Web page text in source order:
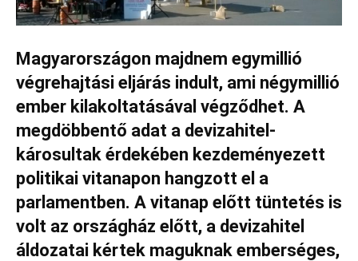
Magyarországon majdnem egymillió
végrehajtási eljárás indult, ami négymillió
ember kilakoltatásával végződhet. A
megdöbbentő adat a devizahitel-
károsultak érdekében kezdeményezett
politikai vitanapon hangzott el a
parlamentben. A vitanap előtt tüntetés is
volt az országház előtt, a devizahitel
áldozatai kértek maguknak emberséges,